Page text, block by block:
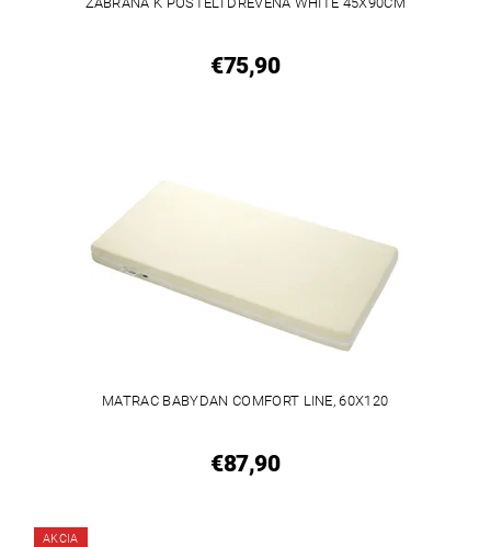
€75,90
MATRAC BABYDAN COMFORT LINE, 60X120
€87,90
AKCIA